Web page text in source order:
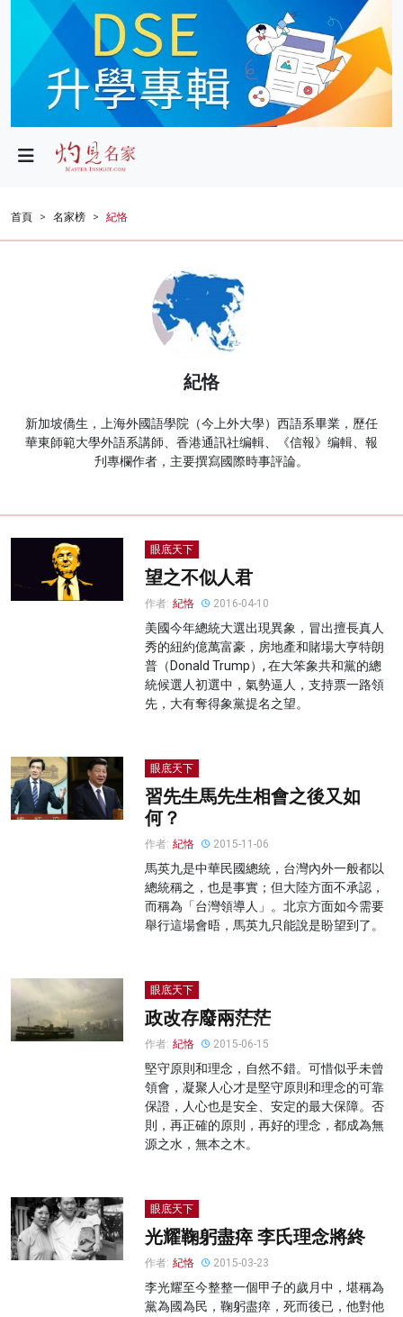
政局
財經
生活
名家榜
首頁 名家榜 紀恪
紀恪
新加坡僑生，上海外國語學院（今上外大學）西語系畢業，歷任
華東師範大學外語系講師、香港通訊社编輯、《信報》编輯、報
刋專欄作者，主要撰寫國際時事評論。
眼底天下
望之不似人君
作者: 紀恪 2016-04-10
美國今年總統大選出現異象，冒出擅長真人
秀的紐約億萬富豪，房地產和賭場大亨特朗
普（Donald Trump）, 在大笨象共和黨的總
統候選人初選中，氣勢逼人，支持票一路領
先，大有奪得象黨提名之望。
眼底天下
習先生馬先生相會之後又如
何？
作者: 紀恪 2015-11-06
馬英九是中華民國總統，台灣內外一般都以
總統稱之，也是事實；但大陸方面不承認，
而稱為「台灣領導人」。北京方面如今需要
舉行這場會晤，馬英九只能說是盼望到了。
眼底天下
政改存廢兩茫茫
作者: 紀恪 2015-06-15
堅守原則和理念，自然不錯。可惜似乎未曾
領會，凝聚人心才是堅守原則和理念的可靠
保證，人心也是安全、安定的最大保障。否
則，再正確的原則，再好的理念，都成為無
源之水，無本之木。
眼底天下
光耀鞠躬盡瘁 李氏理念將終
作者: 紀恪 2015-03-23
李光耀至今整整一個甲子的歲月中，堪稱為
黨為國為民，鞠躬盡瘁，死而後已，他對他